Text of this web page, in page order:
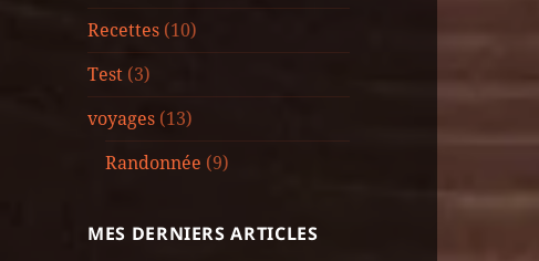
Recettes (10)
Test (3)
voyages (13)
Randonnée (9)
MES DERNIERS ARTICLES